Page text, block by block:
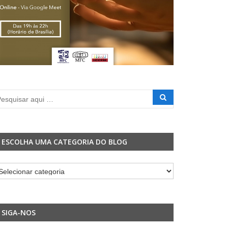
ESCOLHA UMA CATEGORIA DO BLOG
SIGA-NOS